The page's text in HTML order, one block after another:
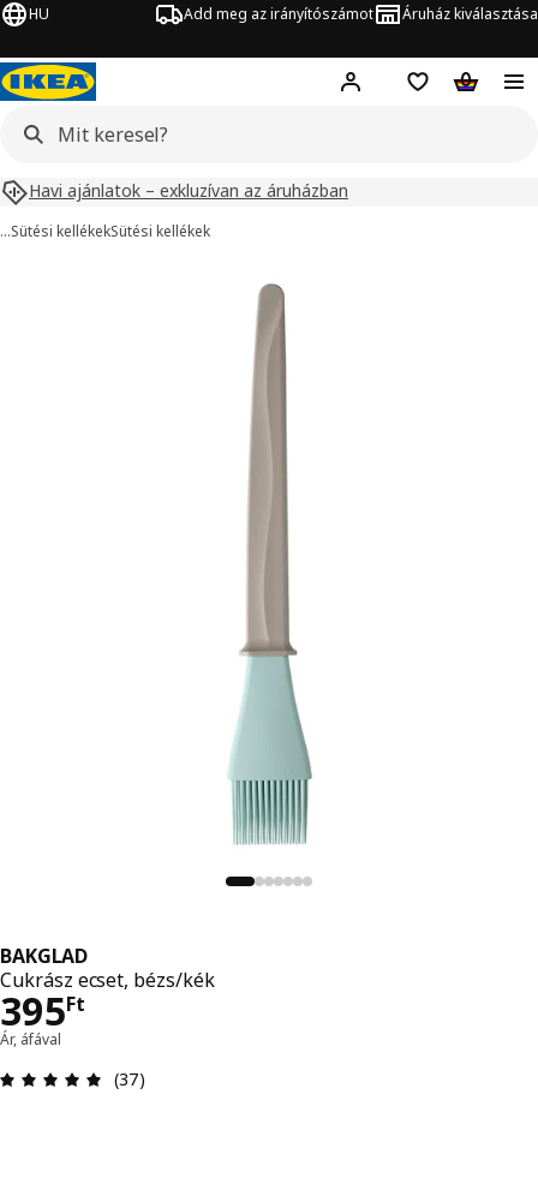
HU Add meg az irányítószámot Áruház kiválasztása
Hej! Bejelentkezés
Bevásárlólista
Kosár
Havi ajánlatok – exkluzívan az áruházban
…Sütési kellékekSütési kellékek
BAKGLAD
Cukrász ecset, bézs/kék
395Ft
Ár 395Ft
Ár, áfával
Értékelés: 5 / 5 csillagok. Összes vélemény: 37
(37)